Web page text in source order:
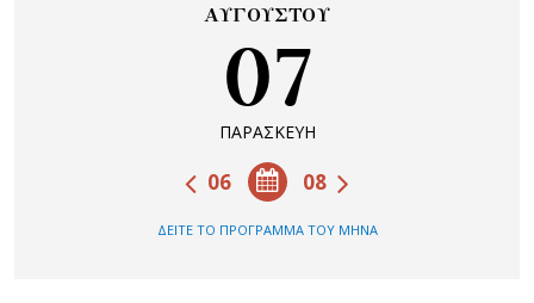
ΑΥΓΟΥΣΤΟΥ
07
ΠΑΡΑΣΚΕΥΗ
08
06
ΔΕΙΤΕ ΤΟ ΠΡΟΓΡΑΜΜΑ ΤΟΥ ΜΗΝΑ